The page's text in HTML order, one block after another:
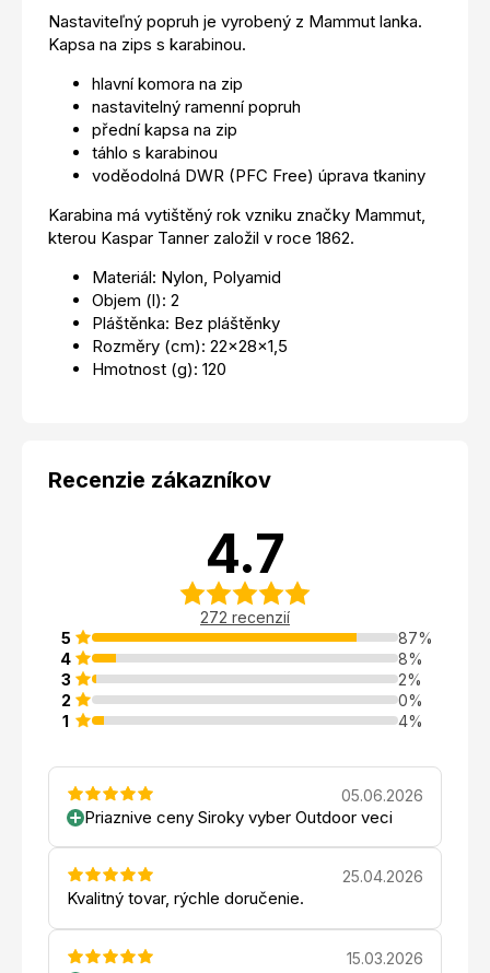
Nastaviteľný popruh je vyrobený z Mammut lanka.
Kapsa na zips s karabinou.
hlavní komora na zip
nastavitelný ramenní popruh
přední kapsa na zip
táhlo s karabinou
voděodolná DWR (PFC Free) úprava tkaniny
Karabina má vytištěný rok vzniku značky Mammut,
kterou Kaspar Tanner založil v roce 1862.
Materiál: Nylon, Polyamid
Objem (l): 2
Pláštěnka: Bez pláštěnky
Rozměry (cm): 22x28x1,5
Hmotnost (g): 120
Recenzie zákazníkov
4.7
272 recenzií
5
87%
4
8%
3
2%
2
0%
1
4%
05.06.2026
Priaznive ceny Siroky vyber Outdoor veci
25.04.2026
Kvalitný tovar, rýchle doručenie.
15.03.2026